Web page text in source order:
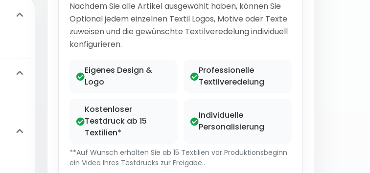
Nachdem Sie alle Artikel ausgewählt haben, können Sie
Optional jedem einzelnen Textil Logos, Motive oder Texte
zuweisen und die gewünschte Textilveredelung individuell
konfigurieren.
Eigenes Design &
Logo
Professionelle
Textilveredelung
Kostenloser
Testdruck ab 15
Textilien*
Individuelle
Personalisierung
**Auf Wunsch erhalten Sie ab 15 Textilien vor Produktionsbeginn
ein Video Ihres Testdrucks zur Freigabe..